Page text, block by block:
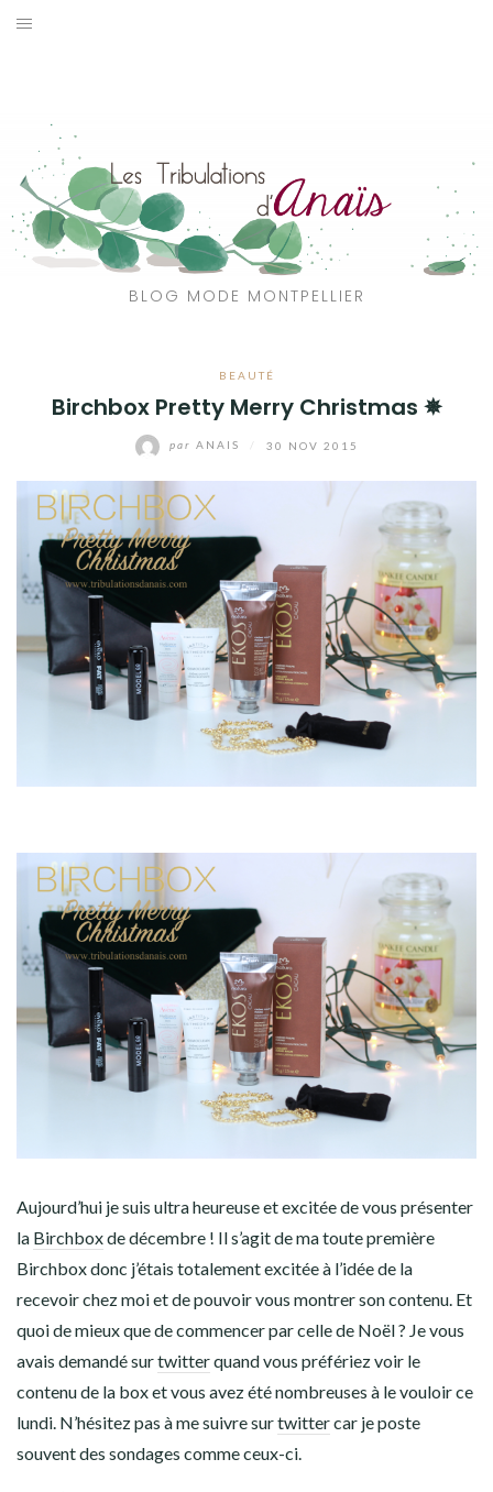
Aller
BLOG MODE MONTPELLIER
BEAUTÉ
Birchbox Pretty Merry Christmas ✵
par ANAIS 30 NOV 2015
Aujourd’hui je suis ultra heureuse et excitée de vous présenter
la Birchboxde décembre ! Il s’agit de ma toute première
Birchbox donc j’étais totalement excitée à l’idée de la
recevoir chez moi et de pouvoir vous montrer son contenu. Et
quoi de mieux que de commencer par celle de Noël ? Je vous
avais demandé surtwitterquand vous préfériez voir le
contenu de la box et vous avez été nombreuses à le vouloir ce
lundi. N’hésitez pas à me suivre surtwittercar je poste
souvent des sondages comme ceux-ci.
CATÉGORIES
VOYAGE
MON DRESSING